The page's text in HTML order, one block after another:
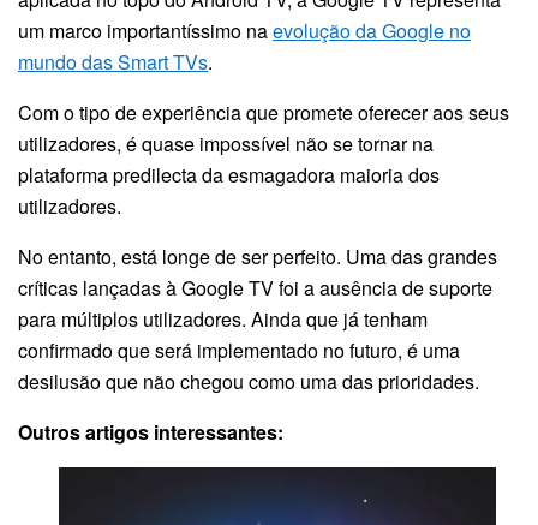
um marco importantíssimo naevolução da Google no
mundo das Smart TVs.
Com o tipo de experiência que promete oferecer aos seus
utilizadores, é quase impossível não se tornar na
plataforma predilecta da esmagadora maioria dos
utilizadores.
No entanto, está longe de ser perfeito. Uma das grandes
críticas lançadas à Google TV foi a ausência de suporte
para múltiplos utilizadores. Ainda que já tenham
confirmado que será implementado no futuro, é uma
desilusão que não chegou como uma das prioridades.
Outros artigos interessantes: